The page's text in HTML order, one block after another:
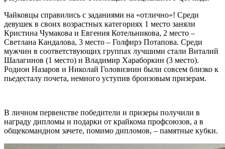
Чайковцы справились с заданиями на «отлично»! Среди
девушек в своих возрастных категориях 1 место заняли
Кристина Чумакова и Евгения Котельникова, 2 место –
Светлана Кандалова, 3 место – Голфирэ Потапова. Среди
мужчин в соответствующих группах лучшими стали Виталий
Шалагинов (1 место) и Владимир Хараборкин (3 место).
Родион Назаров и Николай Головизнин были совсем близко к
пьедесталу почета, немного уступив бронзовым призерам.
В личном первенстве победители и призеры получили в
награду дипломы и подарки от крайкома профсоюзов, а в
общекомандном зачете, помимо дипломов, – памятные кубки.